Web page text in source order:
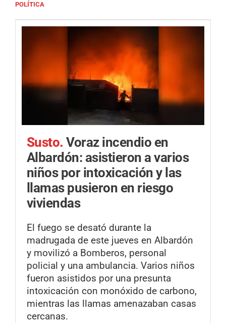
POLÍTICA
Susto.Voraz incendio en
Albardón: asistieron a varios
niños por intoxicación y las
llamas pusieron en riesgo
viviendas
El fuego se desató durante la
madrugada de este jueves en Albardón
y movilizó a Bomberos, personal
policial y una ambulancia. Varios niños
fueron asistidos por una presunta
intoxicación con monóxido de carbono,
mientras las llamas amenazaban casas
cercanas.